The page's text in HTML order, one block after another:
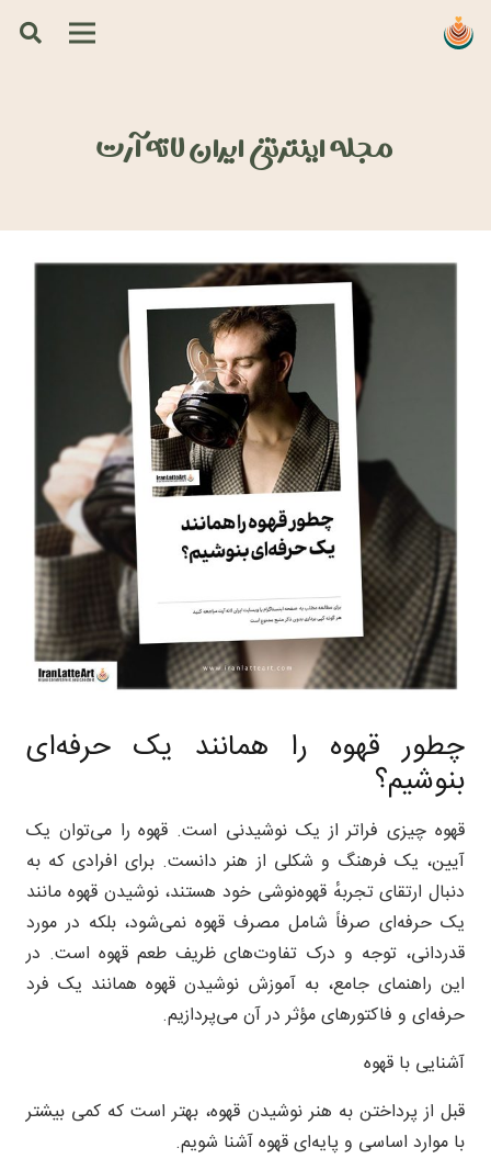
مجله اینترنتی ایران لاته آرت
چطور قهوه را همانند یک حرفه‌ای
بنوشیم؟
قهوه چیزی فراتر از یک نوشیدنی است. قهوه را می‌توان یک
آیین، یک فرهنگ و شکلی از هنر دانست. برای افرادی که به
دنبال ارتقای تجربهٔ قهوه‌نوشی خود هستند، نوشیدن قهوه مانند
یک حرفه‌ای صرفاً شامل مصرف قهوه نمی‌شود، بلکه در مورد
قدردانی، توجه و درک تفاوت‌های ظریف طعم قهوه است. در
این راهنمای جامع، به آموزش نوشیدن قهوه همانند یک فرد
حرفه‌ای و فاکتورهای مؤثر در آن می‌پردازیم.
آشنایی با قهوه
قبل از پرداختن به هنر نوشیدن قهوه، بهتر است که کمی بیشتر
با موارد اساسی و پایه‌ای قهوه آشنا شویم.